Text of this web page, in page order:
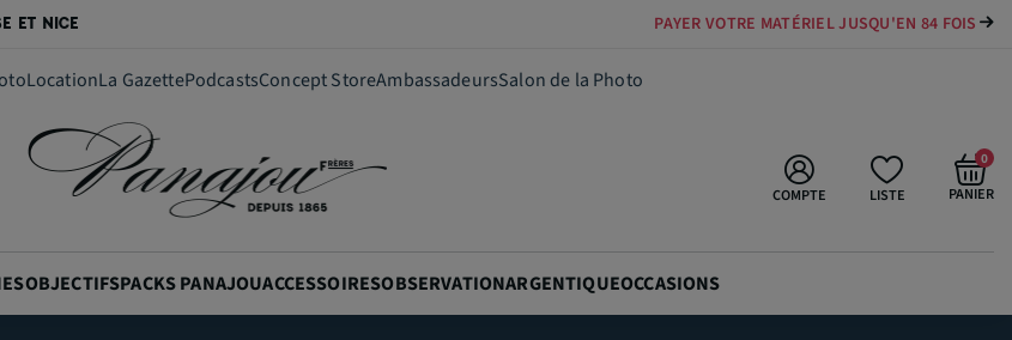
ET NICE PAYER VOTRE MATÉRIEL JUSQU'EN 84 FOIS
LocationLa GazettePodcastsConcept StoreAmbassadeursSalon de la Photo
LISTE
COMPTE PANIER
0
OBJECTIFSPACKS PANAJOUACCESSOIRESOBSERVATIONARGENTIQUEOCCASIONS